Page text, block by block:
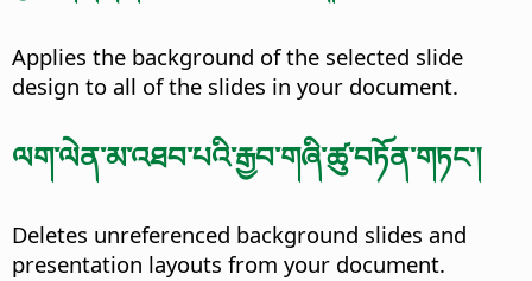
Applies the background of the selected slide
design to all of the slides in your document.
ལག་ལེན་མ་འཐབ་པའི་རྒྱབ་གཞི་ཚུ་བཏོན་གཏང་།
Deletes unreferenced background slides and
presentation layouts from your document.